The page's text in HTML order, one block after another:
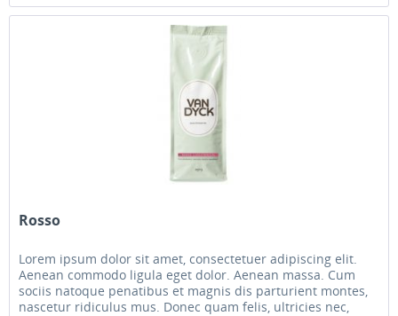
Rosso
Lorem ipsum dolor sit amet, consectetuer adipiscing elit.
Aenean commodo ligula eget dolor. Aenean massa. Cum
sociis natoque penatibus et magnis dis parturient montes,
nascetur ridiculus mus. Donec quam felis, ultricies nec,